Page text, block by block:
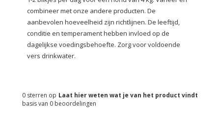
combineer met onze andere producten. De
aanbevolen hoeveelheid zijn richtlijnen. De leeftijd,
conditie en temperament hebben invloed op de
dagelijkse voedings­behoefte. Zorg voor voldoende
vers drinkwater.
Laat hier weten wat je van het product vindt
0 sterren op
basis van 0 beoordelingen